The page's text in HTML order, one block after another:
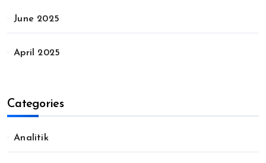
June 2025
April 2025
Categories
Analitik